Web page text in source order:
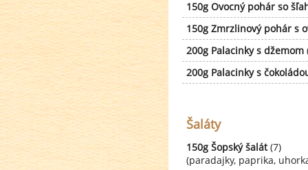
150g Ovocný pohár so
150g Zmrzlinový pohár s
200g Palacinky s džemom
200g Palacinky s
Šaláty
150g Šopský šalát(7)
(paradajky, paprika,